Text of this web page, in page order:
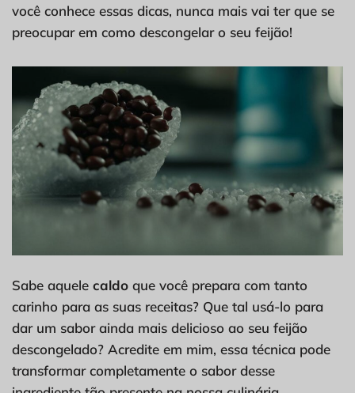
você conhece essas dicas, nunca mais vai ter que se
preocupar em como descongelar o seu feijão!
Sabe aquele caldo que você prepara com tanto
carinho para as suas receitas? Que tal usá-lo para
dar um sabor ainda mais delicioso ao seu feijão
descongelado? Acredite em mim, essa técnica pode
transformar completamente o sabor desse